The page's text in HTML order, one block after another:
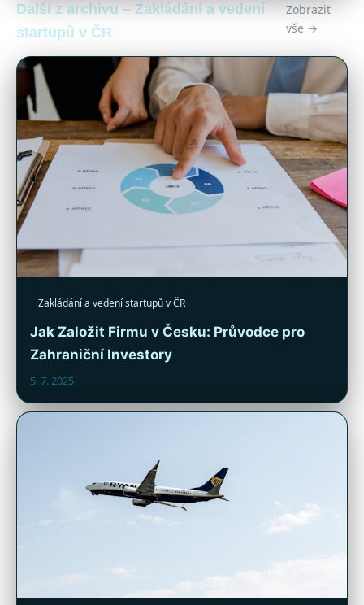
Další z archivu – Zakládání a vedení
startupů v ČR
Zobrazit
vše →
Zakládání a vedení startupů v ČR
Jak Založit Firmu v Česku: Průvodce pro
Zahraniční Investory
5. 7. 2025